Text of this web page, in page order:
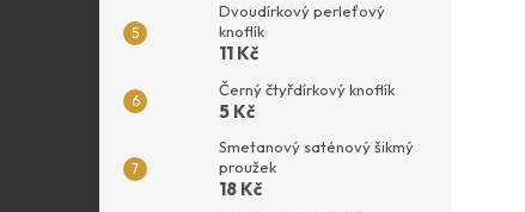
Dvoudírkový perleťový
knoflík
11 Kč
Černý čtyřdírkový knoflík
5 Kč
Smetanový saténový šikmý
proužek
18 Kč